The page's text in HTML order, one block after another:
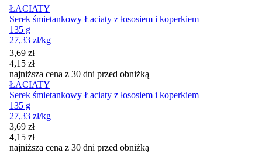
ŁACIATY
Serek śmietankowy Łaciaty z łososiem i koperkiem
135 g
27,33 zł/kg
Cena promocyjna
3,69 zł
4,15 zł
najniższa cena z 30 dni przed obniżką
ŁACIATY
Serek śmietankowy Łaciaty z łososiem i koperkiem
135 g
27,33 zł/kg
Cena promocyjna
3,69 zł
4,15 zł
najniższa cena z 30 dni przed obniżką